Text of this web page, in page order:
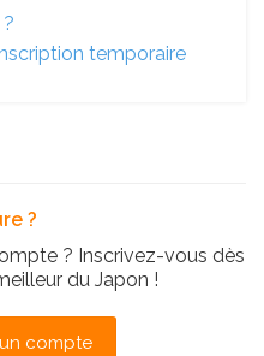
temporaire
?
? Inscrivez-vous dès
du Japon !
compte